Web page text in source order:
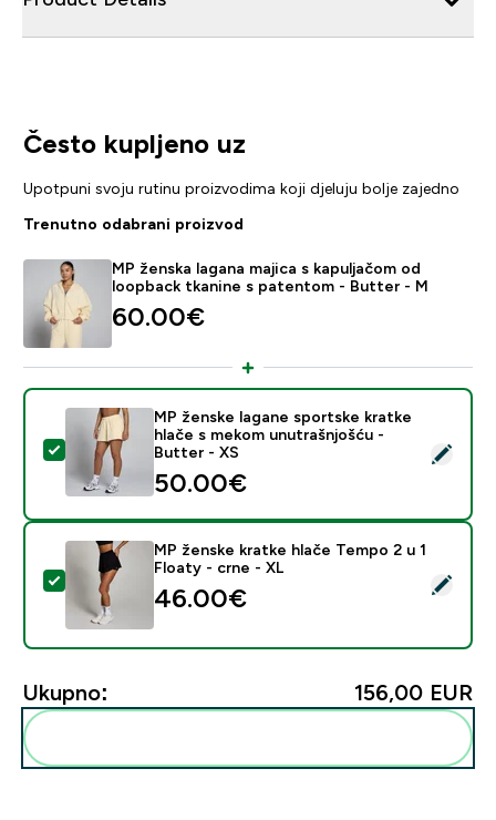
Često kupljeno uz
Upotpuni svoju rutinu proizvodima koji djeluju bolje zajedno
Trenutno odabrani proizvod
MP ženska lagana majica s kapuljačom od
loopback tkanine s patentom - Butter - M
60.00€‎
Odaberi ovaj proizvod - MP ženske lagane sportske
MP ženske lagane sportske kratke
hlače s mekom unutrašnjošću -
Butter - XS
50.00€‎
Odaberi ovaj proizvod - MP ženske kratke hlače
MP ženske kratke hlače Tempo 2 u 1
Floaty - crne - XL
46.00€‎
Ukupno: 156,00 EUR‎